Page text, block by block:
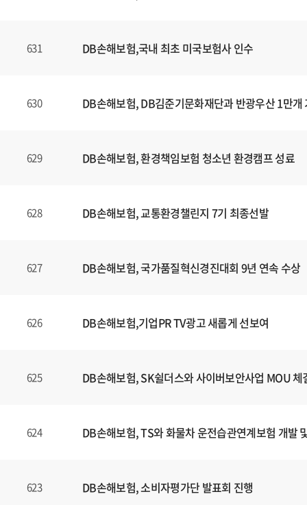
631 DB손해보험,국내 최초 미국보험사 인수
630 DB손해보험, DB김준기문화재단과 반광우산 1만개
629 DB손해보험, 환경책임보험 청소년 환경캠프 성료
628 DB손해보험, 교통환경챌린지 7기 최종선발
627 DB손해보험, 국가품질혁신경진대회 9년 연속 수상
626 DB손해보험,기업PR TV광고 새롭게 선보여
625 DB손해보험, SK쉴더스와 사이버보안사업 MOU 체
624 DB손해보험, TS와 화물차 운전습관연계보험 개발
623 DB손해보험, 소비자평가단 발표회 진행